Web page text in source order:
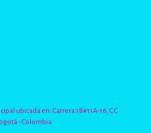
ubicada en: Carrera 18#11A-16, C.C
- Colombia.